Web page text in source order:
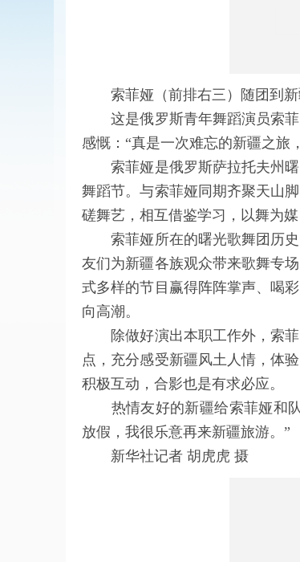
索菲娅（前排右三）随团到新
这是俄罗斯青年舞蹈演员索菲
感慨：“真是一次难忘的新疆之旅
索菲娅是俄罗斯萨拉托夫州曙
舞蹈节。与索菲娅同期齐聚天山
磋舞艺，相互借鉴学习，以舞为
索菲娅所在的曙光歌舞团历史
友们为新疆各族观众带来歌舞专
式多样的节目赢得阵阵掌声、喝
向高潮。
除做好演出本职工作外，索菲
点，充分感受新疆风土人情，体
积极互动，合影也是有求必应。
热情友好的新疆给索菲娅和队
放假，我很乐意再来新疆旅游。”
新华社记者 胡虎虎 摄